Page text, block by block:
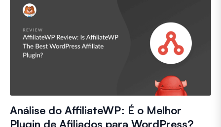
Análise do AffiliateWP: É o Melhor
Plugin de Afiliados para WordPress?